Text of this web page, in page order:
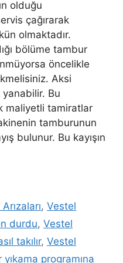
olduğu
çağırarak
olmaktadır.
bölüme tambur
öncelikle
Aksi
Bu
maliyetli tamiratlar
tamburunun
bulunur. Bu kayışın
,Vestel
durdu, Vestel
takılır, Vestel
programına